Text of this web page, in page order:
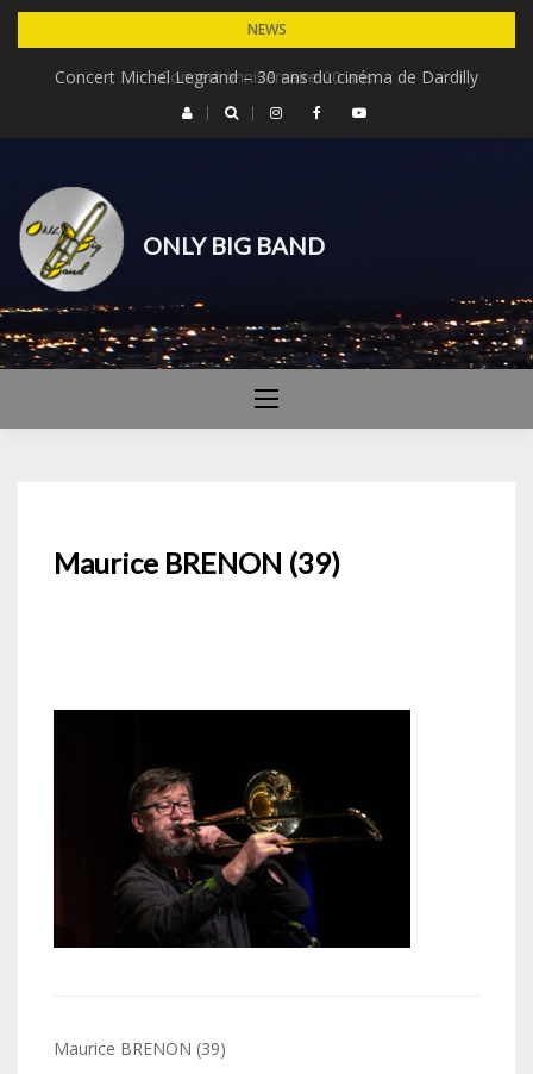
Skip
content
NEWS
Concert anniversaire 20 ans
Concert Michel Legrand – 30 ans du cinéma de Dardilly
ONLY BIG BAND
Maurice BRENON (39)
Navigation
Maurice BRENON (39)